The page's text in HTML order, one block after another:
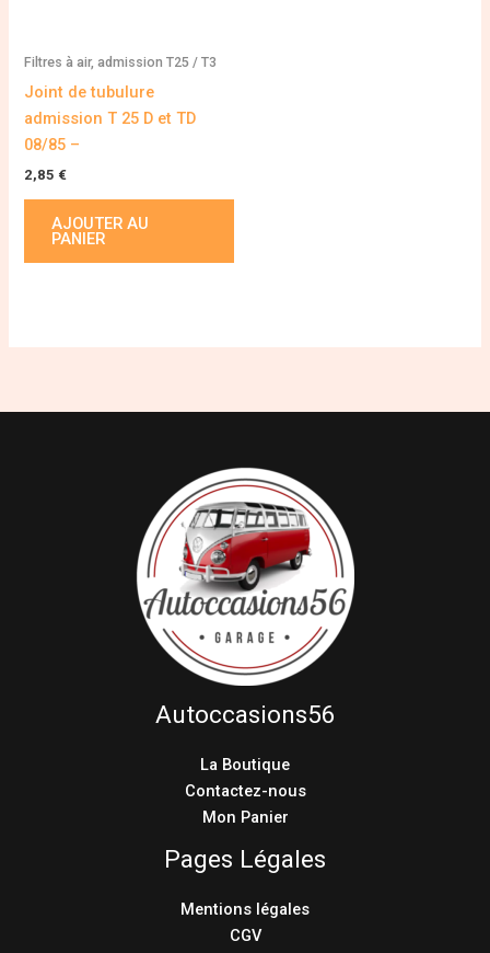
Filtres à air, admission T25 / T3
Joint de tubulure
admission T 25 D et TD
08/85 –
2,85 €
AJOUTER AU
PANIER
Autoccasions56
La Boutique
Contactez-nous
Mon Panier
Pages Légales
Mentions légales
CGV